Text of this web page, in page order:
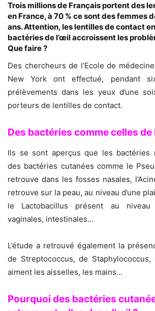
Trois millions de Français portent des
en France, à 70 % ce sont des femmes
ans. Attention, les lentilles de contact
bactéries de l’œil accroissent les
Que faire ?
Des chercheurs de l’Ecole de
New York ont effectué, pendant
prélèvements dans les yeux d’une
porteurs de lentilles de contact.
Des bactéries comme celles de
Ils se sont aperçus que les bactéries
des bactéries cutanées comme le
retrouve dans les fosses nasales,
retrouve sur la peau, au niveau d’une
le Lactobacillus présent au niveau
vaginales, intestinales…
L’étude a retrouvé également la
de Streptococcus, de
aiment les aisselles, les mains…
Pourquoi des bactéries